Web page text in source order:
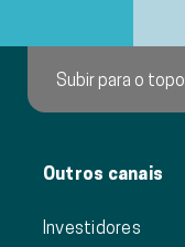
Outros canais
Investidores
Subir para o topo